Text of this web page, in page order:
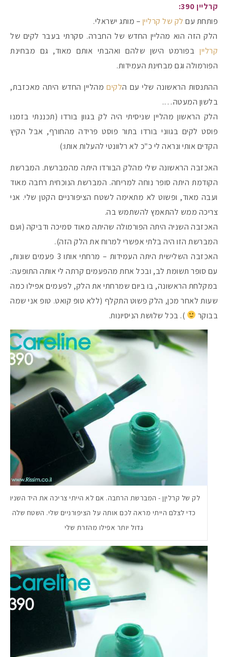
קרליין 390:
פותחת עם לק של קרליין – מותג ישראלי.
הלק הזה הוא מהליין החדש של החברה. סקרתי בעבר לקים של
קרליין בפורמט הישן שלהם ואהבתי אותם מאוד, גם מבחינת
הפורמולה וגם מבחינת העמידות.
ההתנסות הראשונה שלי עם הלקיםמהליין החדש היתה מאכזבת,
בלשון המעטה….
הלק הראשון מהליין שניסיתי היה לק בגוון בורדו (תכננתי בזמנו
פוסט לקים בגווני בורדו בתור פוסט פרידה מהחורף, אבל הקיץ
הקדים אותי ונראה לי כ"כ לא רלוונטי להעלות אותו:)
האכזבה הראשונה שלי מהלק הבורדו היתה מהמברשת. המברשת
הקודמת היתה סופר נוחה למריחה. המברשת הנוכחית רחבה מאוד
ועבה מאוד, ופשוט לא מתאימה לשטח הציפורניים הקטן שלי. אני
צריכה ממש להתאמץ להשתמש בה.
האכזבה השניה היתה הפורמולה שהיתה מאוד סמיכה ודביקה (ועם
המברשת הזו היה בלתי אפשרי למרוח את הלק הזה).
האכזבה השלישית היתה העמידות – מרחתי אותו 3 פעמים שונות,
עם סופר תשומת לב, ובכל אחת מהפעמים קרתה לי אותה התופעה:
במקלחת הראשונה, בו ביום שמרחתי את הלק, לפעמים אפילו כמה
שעות לאחר מכן, הלק פשוט התקלף (ללא טופ קואט. טופ אני שמה
בבוקר
). בכל שלושת הניסיונות.
לק של קרליןן - המברשת הרחבה. אם לא הייתי צריכה את היד השניה
כדי לצלם הייתי מראה לכם אותה על הציפורניים שלי. השטח שלה
גדול יותר אפילו מהזרת שלי